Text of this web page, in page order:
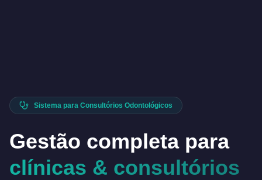
Sistema para Consultórios Odontológicos
Gestão completa para
clínicas & consultórios